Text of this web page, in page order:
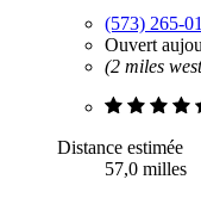
(573) 265-
Ouvert
(2 miles
Distance estimée
57,0 milles